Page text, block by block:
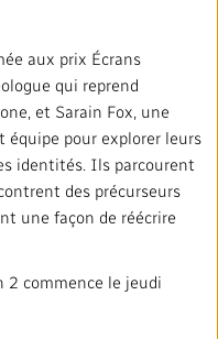
aux prix Écrans
qui reprend
et Sarain Fox, une
pour explorer leurs
identités. Ils parcourent
des précurseurs
une façon de réécrire
2 commence le jeudi